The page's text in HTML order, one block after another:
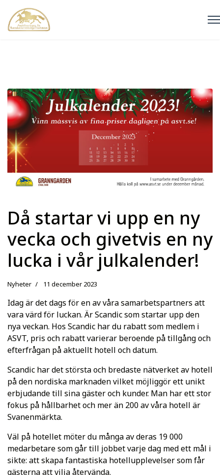
Då startar vi upp en ny
vecka och givetvis en ny
lucka i vår julkalender!
Nyheter 11 december 2023
Idag är det dags för en av våra samarbetspartners att
vara värd för luckan. Är Scandic som startar upp den
nya veckan. Hos Scandic har du rabatt som medlem i
ASVT, pris och rabatt varierar beroende på tillgång och
efterfrågan på aktuellt hotell och datum.
Scandic har det största och bredaste nätverket av hotell
på den nordiska marknaden vilket möjliggör ett unikt
erbjudande till sina gäster och kunder. Man har ett stor
fokus på hållbarhet och mer än 200 av våra hotell är
Svanenmärkta.
Väl på hotellet möter du många av deras 19 000
medarbetare som går till jobbet varje dag med ett mål i
sikte: att skapa fantastiska hotellupplevelser som får
gästerna att vilja återvända.